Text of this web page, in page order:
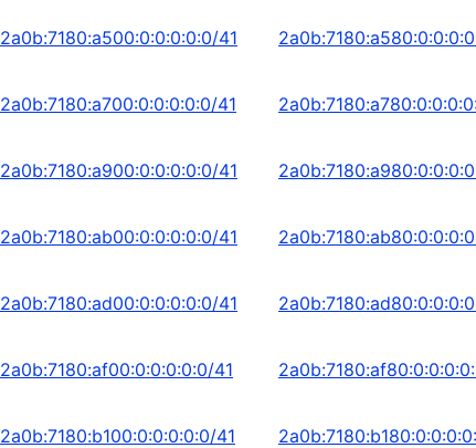
2a0b:7180:a500:0:0:0:0:0/41
2a0b:7180:a700:0:0:0:0:0/41
2a0b:7180:a900:0:0:0:0:0/41
2a0b:7180:ab00:0:0:0:0:0/41
2a0b:7180:ad00:0:0:0:0:0/41
2a0b:7180:af00:0:0:0:0:0/41
2a0b:7180:b100:0:0:0:0:0/41